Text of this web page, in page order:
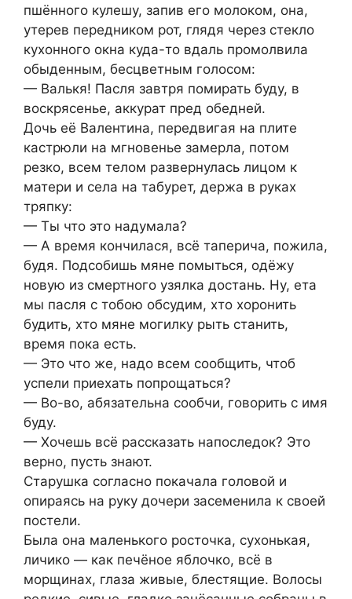
пшённого кулешу, запив его молоком, она,
утерев передником рот, глядя через стекло
кухонного окна куда-то вдаль промолвила
обыденным, бесцветным голосом:
— Валькя! Пасля завтря помирать буду, в
воскрясенье, аккурат пред обедней.
Дочь её Валентина, передвигая на плите
кастрюли на мгновенье замерла, потом
резко, всем телом развернулась лицом к
матери и села на табурет, держа в руках
тряпку:
— Ты что это надумала?
— А время кончилася, всё таперича, пожила,
будя. Подсобишь мяне помыться, одёжу
новую из смертного узялка достань. Ну, ета
мы пасля с тобою обсудим, хто хоронить
будить, хто мяне могилку рыть станить,
время пока есть.
— Это что же, надо всем сообщить, чтоб
успели приехать попрощаться?
— Во-во, абязательна сообчи, говорить с имя
буду.
— Хочешь всё рассказать напоследок? Это
верно, пусть знают.
Старушка согласно покачала головой и
опираясь на руку дочери засеменила к своей
постели.
Была она маленького росточка, сухонькая,
личико — как печёное яблочко, всё в
морщинах, глаза живые, блестящие. Волосы